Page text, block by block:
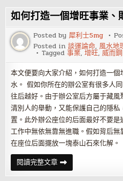
四
煞
星
——
火
星
如何打造一個增旺事業、
Posted by犀利士5mg
Posted in談運論命, 風水地
Tagged事業,增旺,威而
本文便要向大家介紹，如何打造一
水。 假如你所在的辦公室有很多人
往后越好。由于辦公室后方屬于藏
清別人的舉動，又能保護自己的隱
置。此外辦公座位的后面最好不要
工作中無依無靠無進職。假如背后
在座位后面擺放一塊泰山石來化解。
閱讀完整文章如
何
打